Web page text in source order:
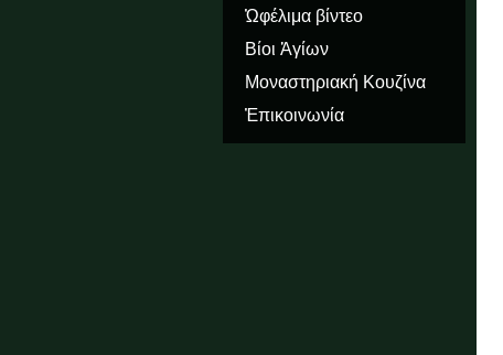
Ὅρους
Ὠφέλιμα βίντεο
Βίοι Ἁγίων
Μοναστηριακή Κουζίνα
Ἐπικοινωνία